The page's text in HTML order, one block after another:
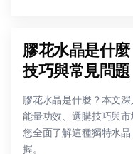
膠花水晶是什
技巧與常見問題
膠花水晶是什麼？本文
能量功效、選購技巧與
您全面了解這種獨特水
握。